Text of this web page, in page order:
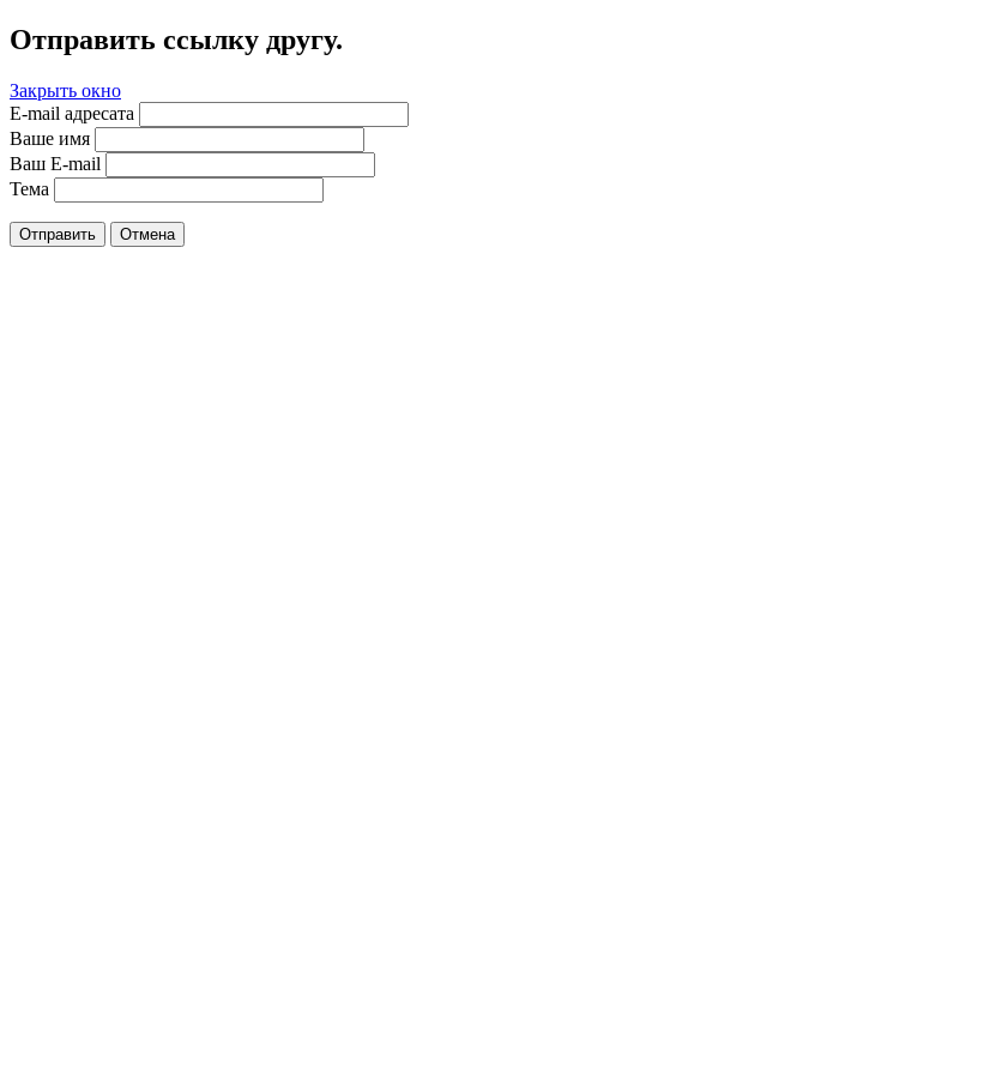
Отправить ссылку другу.
Закрыть окно
E-mail адресата
Ваше имя
Ваш E-mail
Тема
Отправить Отмена